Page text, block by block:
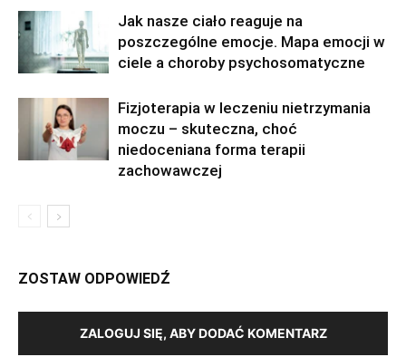
Jak nasze ciało reaguje na
poszczególne emocje. Mapa emocji w
ciele a choroby psychosomatyczne
Fizjoterapia w leczeniu nietrzymania
moczu – skuteczna, choć
niedoceniana forma terapii
zachowawczej
ZOSTAW ODPOWIEDŹ
ZALOGUJ SIĘ, ABY DODAĆ KOMENTARZ